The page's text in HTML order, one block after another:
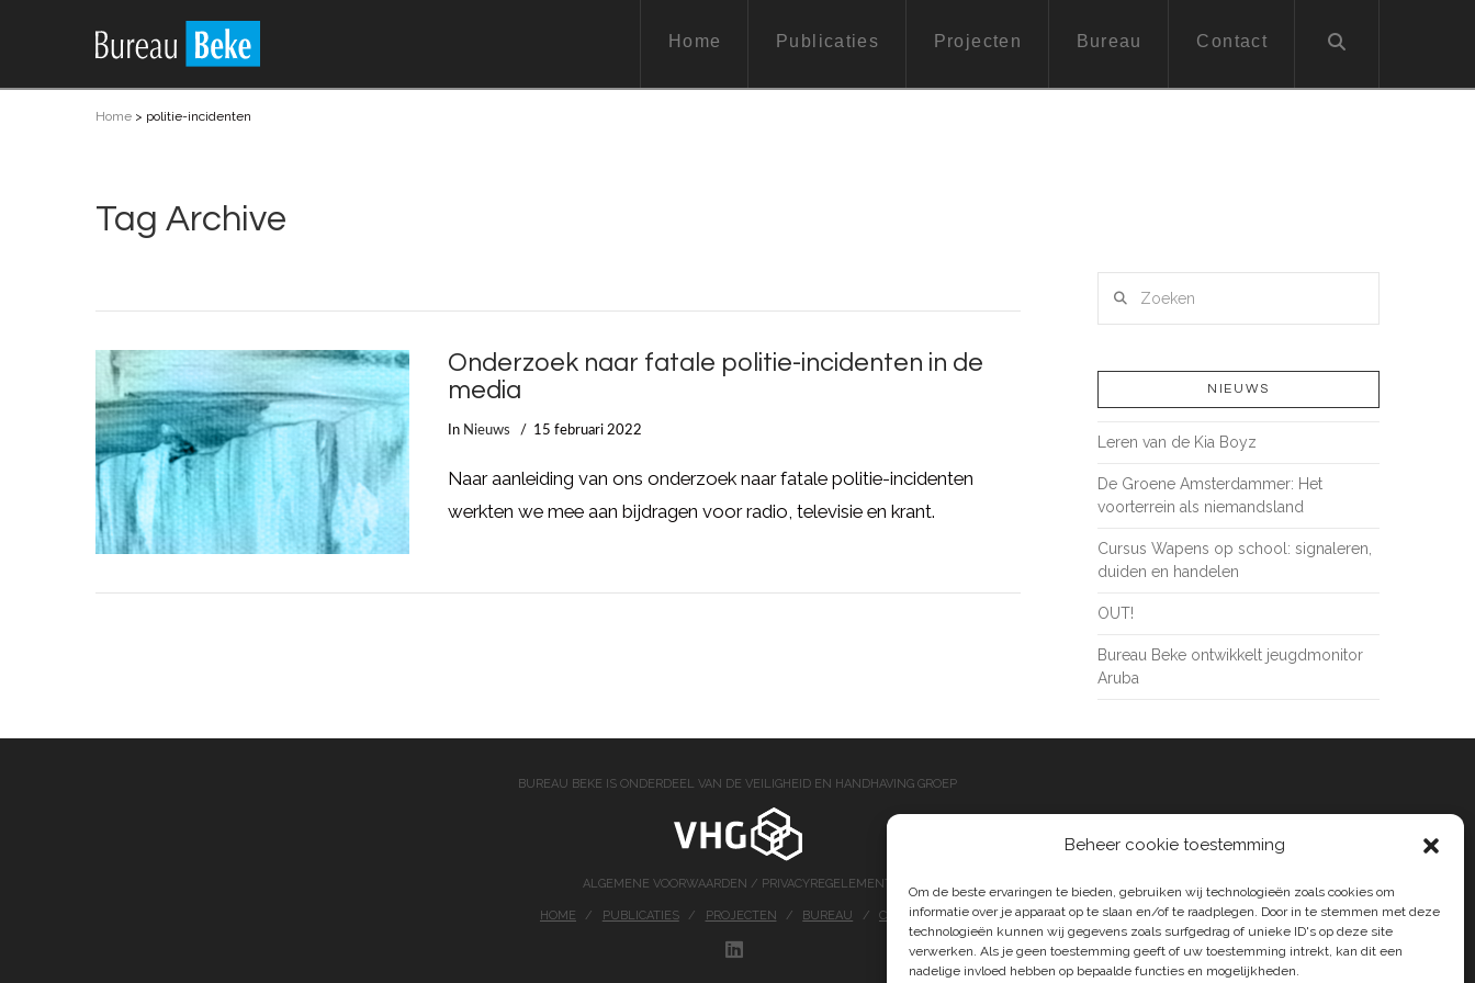
Beheer cookie toestemming
Om de beste ervaringen te bieden, gebruiken wij technologieën zoals cookies om
informatie over je apparaat op te slaan en/of te raadplegen. Door in te stemmen met deze
technologieën kunnen wij gegevens zoals surfgedrag of unieke ID's op deze site
verwerken. Als je geen toestemming geeft of uw toestemming intrekt, kan dit een
nadelige invloed hebben op bepaalde functies en mogelijkheden.
Home Publicaties Projecten Bureau Contact
Home > politie-incidenten
Tag Archive
Onderzoek naar fatale politie-incidenten in de
media
In Nieuws 15 februari 2022
Naar aanleiding van ons onderzoek naar fatale politie-incidenten
werkten we mee aan bijdragen voor radio, televisie en krant.
NIEUWS
Leren van de Kia Boyz
De Groene Amsterdammer: Het
voorterrein als niemandsland
Cursus Wapens op school: signaleren,
duiden en handelen
OUT!
Bureau Beke ontwikkelt jeugdmonitor
Aruba
BUREAU BEKE IS ONDERDEEL VAN DE VEILIGHEID EN HANDHAVING GROEP
ALGEMENE VOORWAARDEN / PRIVACYREGELEMENT
HOME PUBLICATIES PROJECTEN BUREAU CONTACT